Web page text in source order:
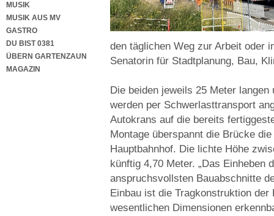
MUSIK
MUSIK AUS MV
GASTRO
DU BIST 0381
ÜBERN GARTENZAUN
MAGAZIN
den täglichen Weg zur Arbeit oder
Senatorin für Stadtplanung, Bau,
Die beiden jeweils 25 Meter
werden per Schwerlasttransport
Autokrans auf die bereits
Montage überspannt die Brücke
Hauptbahnhof. Die lichte Höhe
künftig 4,70 Meter. „Das Einheben
anspruchsvollsten Bauabschnitte
Einbau ist die Tragkonstruktion
wesentlichen Dimensionen